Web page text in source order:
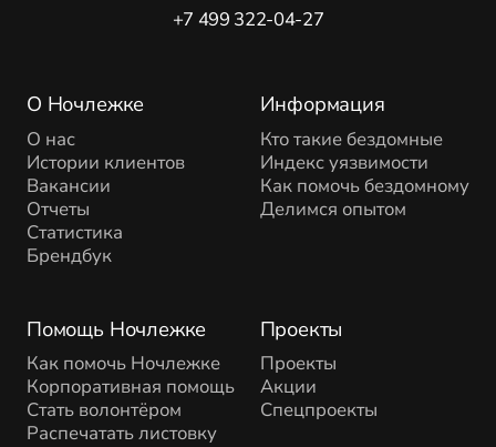
О Ночлежке
О нас
Истории клиентов
Вакансии
Отчеты
Статистика
Брендбук
Помощь Ночлежке
Как помочь Ночлежке
Корпоративная помощь
Стать волонтёром
Распечатать листовку
Проекты
Проекты
Акции
Спецпроекты
Информация
Кто такие бездомные
Индекс уязвимости
Как помочь бездомному
Делимся опытом
+7 499 322-04-27